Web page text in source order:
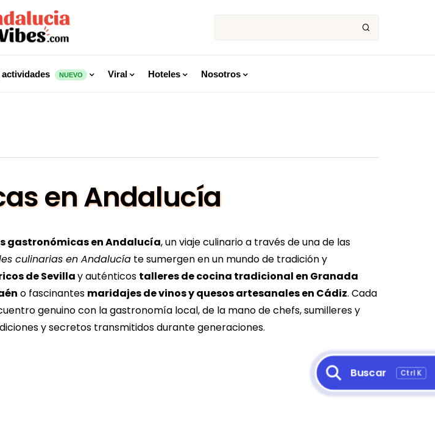
NUEVO Viral Hoteles Nosotros
en Andalucía
gastronómicas en Andalucía, un viaje culinario a través de una de las
culinarias en Andalucía te sumergen en un mundo de tradición y
de Sevillay auténticos talleres de cocina tradicional en Granada
o fascinantes maridajes de vinos y quesos artesanales en Cádiz. Cada
genuino con la gastronomía local, de la mano de chefs, sumilleres y
y secretos transmitidos durante generaciones.
Buscar Ctrl K